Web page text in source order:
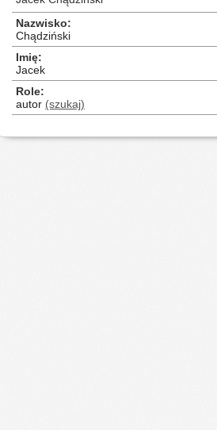
Nazwisko
Chądziński
Imię
Jacek
Role
autor (szukaj)